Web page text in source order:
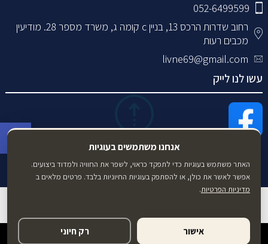
פתח
אנחנו משתמשים בעוגיות
האתר משתמש בעוגיות כדי לתפקד כראוי, לשפר את החוויה ולמדוד ביצועים.
אפשר לאשר את כולן, או להסתפק בעוגיות החיוניות בלבד. פרטים מלאים ב
מדיניות הפרטיות.
אישור רק חיוני
052-6499599
רחוב שדרות הרכס 13, בניין c קומה ג, משרד מספר 28. מודיעין
מכבים רעות
livne69@gmail.com
עשו לנו לייק